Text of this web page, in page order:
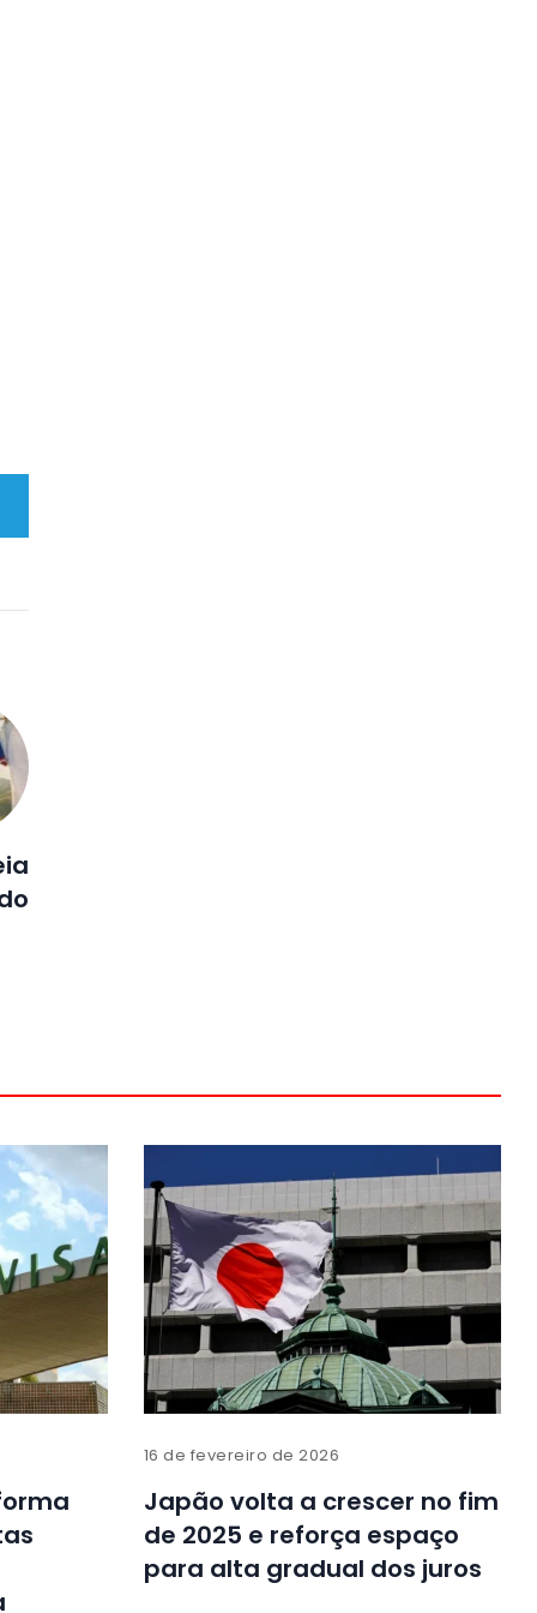
16 de fevereiro de 2026
Japão volta a crescer no fim
de 2025 e reforça espaço
para alta gradual dos juros